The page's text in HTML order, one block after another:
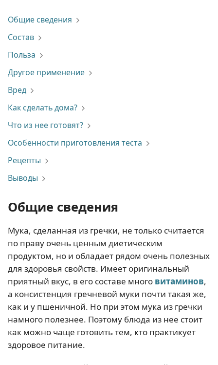
Общие сведения
Состав
Польза
Другое применение
Вред
Как сделать дома?
Что из нее готовят?
Особенности приготовления теста
Рецепты
Выводы
Общие сведения
Мука, сделанная из гречки, не только считается
по праву очень ценным диетическим
продуктом, но и обладает рядом очень полезных
для здоровья свойств. Имеет оригинальный
приятный вкус, в его составе много витаминов,
а консистенция гречневой муки почти такая же,
как и у пшеничной. Но при этом мука из гречки
намного полезнее. Поэтому блюда из нее стоит
как можно чаще готовить тем, кто практикует
здоровое питание.